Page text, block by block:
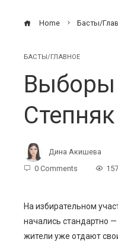
Home Басты/
БАСТЫ/ГЛАВНОЕ
Выборы
Степняк
Дина Акишева
0 Comments
157
На избирательном
начались стандартно
жители уже отдают